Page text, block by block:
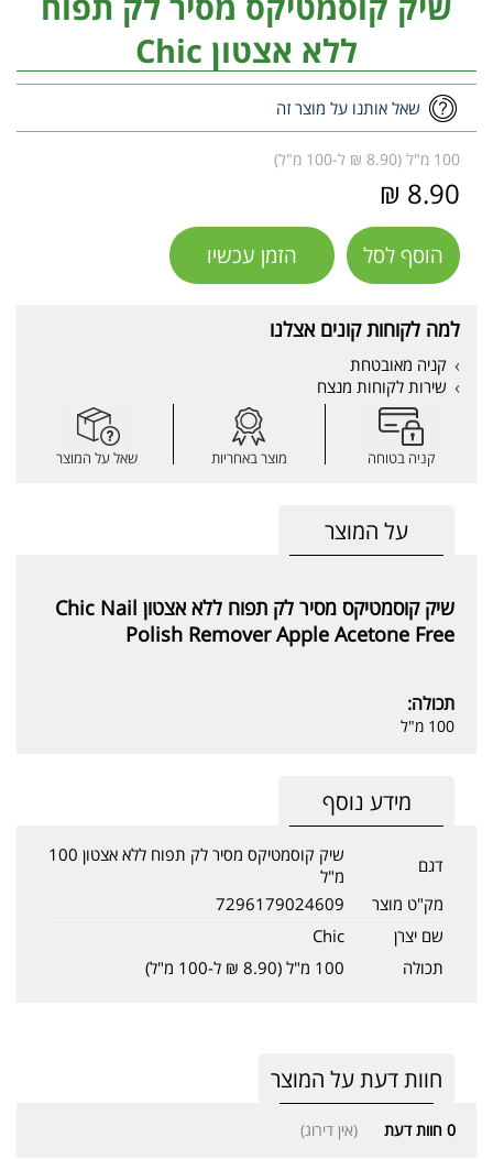
ללא אצטון Chic
שאל אותנו על מוצר זה
100 מ"ל (8.90 ₪ ל-100 מ"ל)
8.90 ₪
הוסף לסל הזמן עכשיו
למה לקוחות קונים אצלנו
קניה מאובטחת
שירות לקוחות מנצח
קניה בטוחה מוצר באחריות שאל על המוצר
על המוצר
שיק קוסמטיקס מסיר לק תפוח ללא אצטון Chic Nail
Polish Remover Apple Acetone Free
תכולה:
100 מ"ל
מידע נוסף
דגם
שיק קוסמטיקס מסיר לק תפוח ללא אצטון 100
מ"ל
מק"ט מוצר
7296179024609
שם יצרן
Chic
תכולה
100 מ"ל (8.90 ₪ ל-100 מ"ל)
חוות דעת על המוצר
0 חוות דעת (אין דירוג)